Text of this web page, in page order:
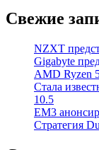
Свежие
NZXT
Gigabyte
AMD Ryzen
Стала
10.5
EM3
Стратегия